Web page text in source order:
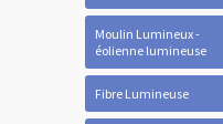
Moulin Lumineux -
éolienne lumineuse
Fibre Lumineuse